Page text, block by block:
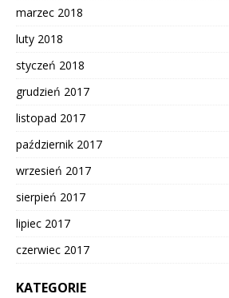
marzec 2018
luty 2018
styczeń 2018
grudzień 2017
listopad 2017
październik 2017
wrzesień 2017
sierpień 2017
lipiec 2017
czerwiec 2017
KATEGORIE